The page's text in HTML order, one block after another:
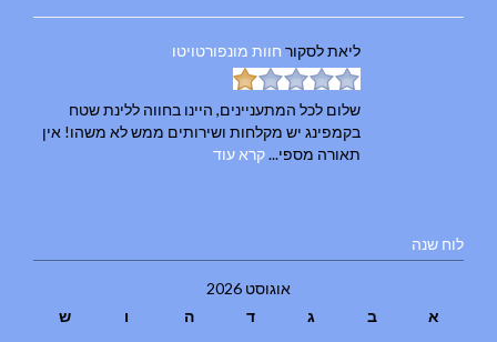
ליאתלסקור חוות מונפורטויטו
שלום לכל המתעניינים, היינו בחווה ללינת שטח
בקמפינג יש מקלחות ושירותים ממש לא משהו! אין
תאורה מספי...קרא עוד
לוח שנה
אוגוסט 2026
א
ב ג ד ה ו
ש